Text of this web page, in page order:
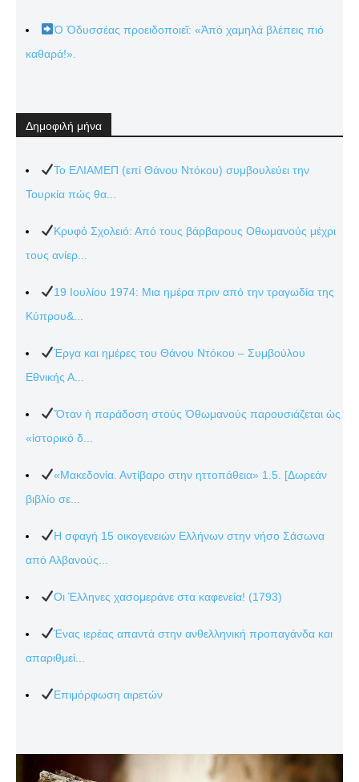
Ὁ Ὀδυσσέας προειδοποιεῖ: «Ἀπό χαμηλά βλέπεις πιό
καθαρά!».
Δημοφιλή μήνα
Το ΕΛΙΑΜΕΠ (επί Θάνου Ντόκου) συμβουλεύει την
Τουρκία πώς θα...
Κρυφό Σχολειό: Από τους βάρβαρους Οθωμανούς μέχρι
τους ανίερ...
19 Ιουλίου 1974: Μια ημέρα πριν από την τραγωδία της
Κύπρου&...
Έργα και ημέρες του Θάνου Ντόκου – Συμβούλου
Εθνικής Α...
Ὅταν ἡ παράδοση στούς Ὀθωμανούς παρουσιάζεται ὡς
«ἱστορικό δ...
«Μακεδονία. Αντίβαρο στην ηττοπάθεια» 1.5. [Δωρεάν
βιβλίο σε...
Η σφαγή 15 οικογενειών Ελλήνων στην νήσο Σάσωνα
από Αλβανούς...
Οι Έλληνες χασομεράνε στα καφενεία! (1793)
Ένας ιερέας απαντά στην ανθελληνική προπαγάνδα και
απαριθμεί...
Επιμόρφωση αιρετών